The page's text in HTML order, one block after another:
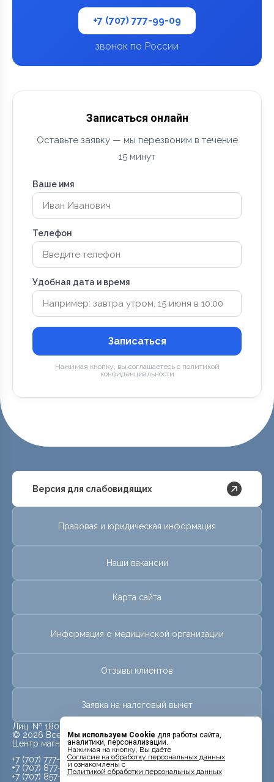
Мы используем Cookie для работы сайта,
аналитики, персонализации.
Нажимая на кнопку, Вы даёте
Cогласие на обработку персональных данных
и ознакомлены с
Политикой обработки персональных данных
+7 (707) 777-99-09
звонок по России
Записаться онлайн
Оставьте заявку — мы перезвоним в течение
15 минут
Ваше имя
Телефон
Удобная дата и время
Записаться
Нажимая кнопку, вы соглашаетесь с политикой
конфиденциальности
Версия для слабовидящих
Правовая и юридическая информация
Наши вакансии
Карта сайта
Информация о медицинской организации
Отзывы клиентов
Заявка на налоговый вычет
Лиц. № 18010478 от 25 мая 2018 г.
© 2026 Все права защищены.
Центр магнитно-резонансной томографии «МРТ Лидер»
+7 (707) 777-99-09
+7 (707) 877-99-09
+7 (707) 857-99-09